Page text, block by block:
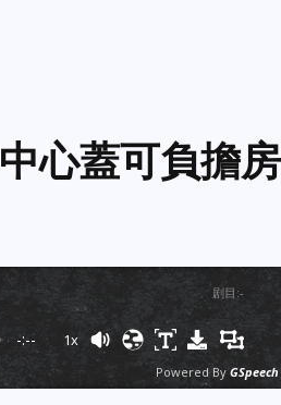
心蓋可負擔房
剧目 :-
-:-- 1x
Powered By GSpeech